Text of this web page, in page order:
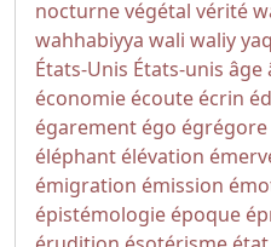
nocturnevégétal vérité
wahhabiyya wali waliy
États-Unis États-unis âge
économie écoute écrin
égarement égo égrégore
éléphant élévation
émigration émission
épistémologie époque